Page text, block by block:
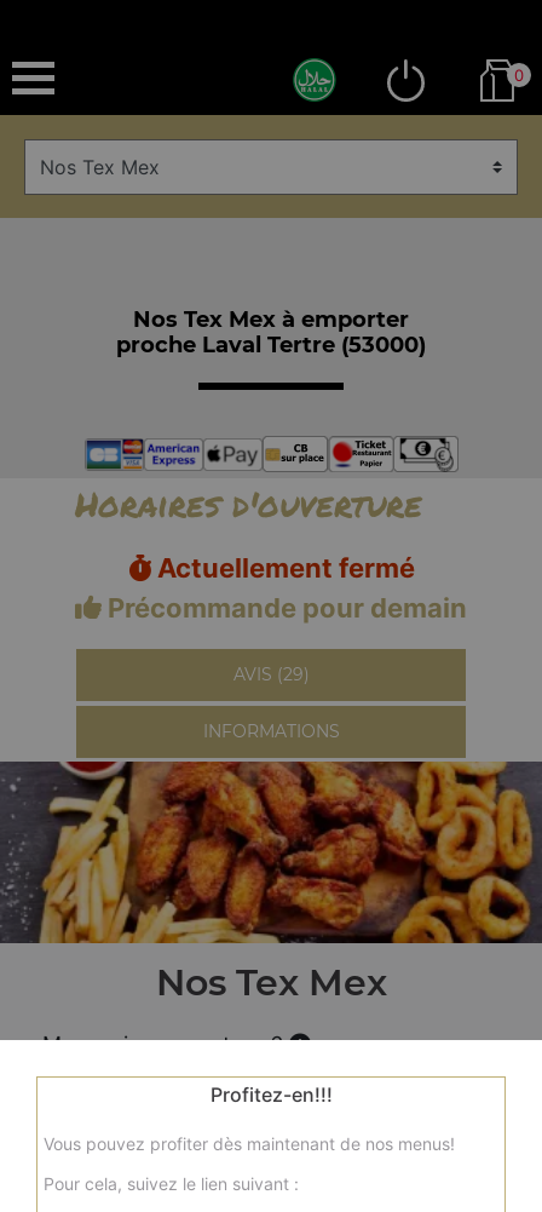
0
Nos Tex Mex à emporter
proche Laval Tertre (53000)
Horaires d'ouverture
Actuellement fermé
Précommande pour demain
AVIS (29)
INFORMATIONS
Nos Tex Mex
Menu wings country x6
+ frites + boisson 33 cl
Menu nuggets x8
Profitez-en!!!
Vous pouvez profiter dès maintenant de nos menus!
Pour cela, suivez le lien suivant :